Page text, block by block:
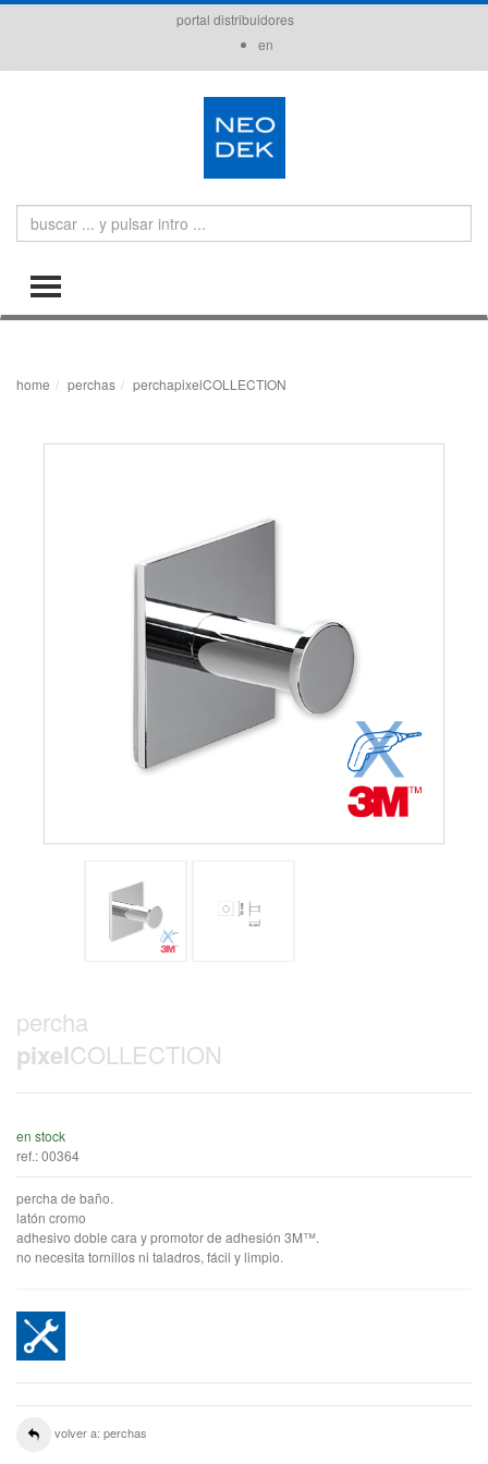
portal distribuidores
en
TOGGLE MENU
home perchas perchapixelCOLLECTION
percha
pixelCOLLECTION
en stock
ref.:00364
percha de baño.
latón cromo
adhesivo doble cara y promotor de adhesión 3M™.
no necesita tornillos ni taladros, fácil y limpio.
volver a: perchas